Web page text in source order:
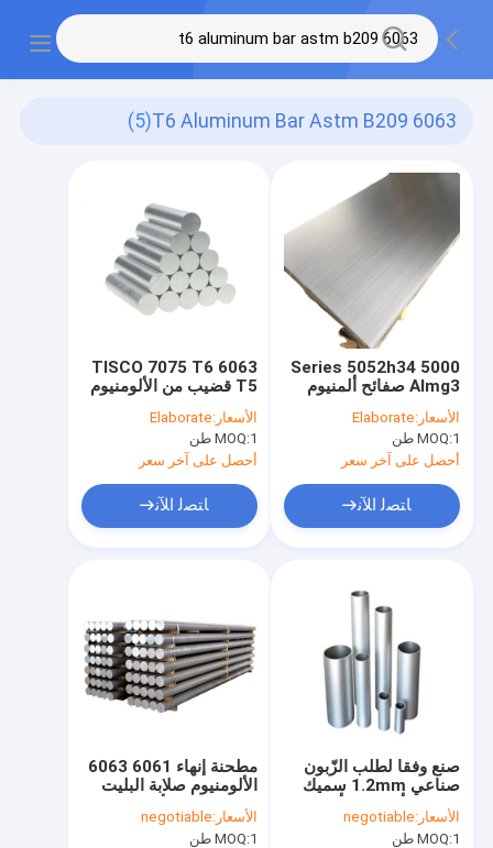
6063 T6 Aluminum Bar Astm B209
(5)
TISCO 7075 T6 6063
T5 قضيب من الألومنيوم
B209 JIS H4000
الأسعار:Elaborate
MOQ:1 طن
أحصل على آخر سعر
ﺎﺘﺼﻟ ﺍﻶﻧ
5000 Series 5052h34
Almg3 صفائح ألمنيوم
ألمنيوم مصقولة سميكة
الأسعار:Elaborate
MOQ:1 طن
أحصل على آخر سعر
ﺎﺘﺼﻟ ﺍﻶﻧ
مطحنة إنهاء 6061 6063
الألومنيوم صلابة البليت
جولة
الأسعار:negotiable
MOQ:1 طن
صنع وفقا لطلب الزّبون
صناعي 1.2mm سميك
ملفّ أسطوانيّ
الأسعار:negotiable
MOQ:1 طن